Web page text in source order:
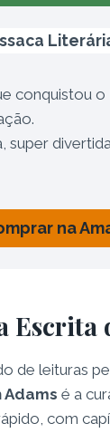
conquistou
super
na
Escrita
de leituras
Adams é a
com